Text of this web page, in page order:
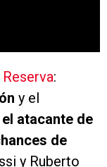
:
y el
el atacante de
de
y Ruberto